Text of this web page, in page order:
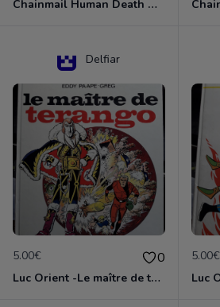
Chainmail Human Death Cleric
Delfiar
5.00€ 0
Luc Orient -Le maître de terango
5.00€